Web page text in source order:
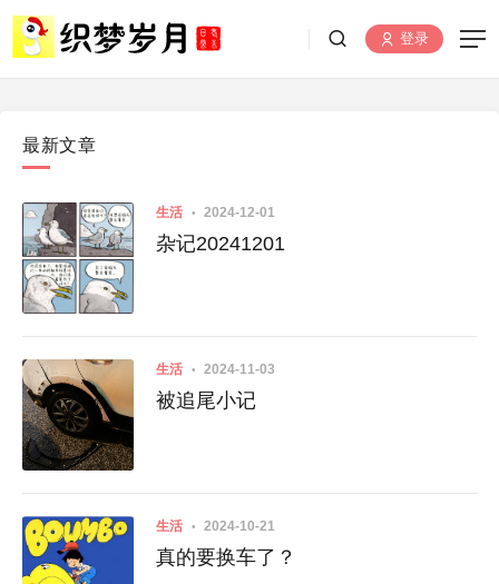
登录
最新文章
生活 2024-12-01
杂记20241201
生活 2024-11-03
被追尾小记
生活 2024-10-21
真的要换车了？